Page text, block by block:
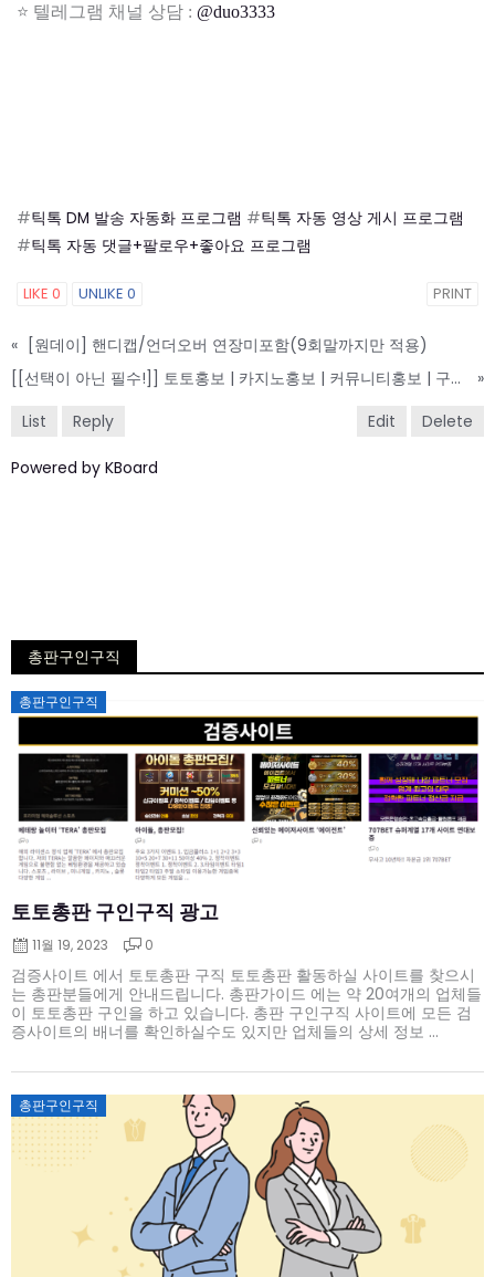
⭐ 텔레그램 채널 상담 : @duo3333
#틱톡 DM 발송 자동화 프로그램 #틱톡 자동 영상 게시 프로그램
#틱톡 자동 댓글+팔로우+좋아요 프로그램
LIKE 0 UNLIKE 0 PRINT
« [원데이] 핸디캡/언더오버 연장미포함(9회말까지만 적용)
[[선택이 아닌 필수!]] 토토홍보 | 카지노홍보 | 커뮤니티홍보 | 구름광고
»
List
Reply Edit Delete
Powered by KBoard
총판구인구직
총판구인구직
토토총판 구인구직 광고
Posted
on
11월 19, 2023 0
검증사이트 에서 토토총판 구직 토토총판 활동하실 사이트를 찾으시
는 총판분들에게 안내드립니다. 총판가이드 에는 약 20여개의 업체들
이 토토총판 구인을 하고 있습니다. 총판 구인구직 사이트에 모든 검
증사이트의 배너를 확인하실수도 있지만 업체들의 상세 정보 ...
총판구인구직
Posted
on